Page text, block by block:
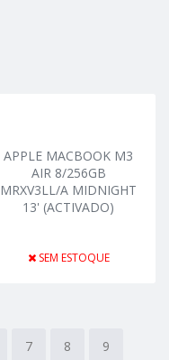
APPLE MACBOOK M3
AIR 8/256GB
MRXV3LL/A MIDNIGHT
13' (ACTIVADO)
SEM ESTOQUE
7 8 9